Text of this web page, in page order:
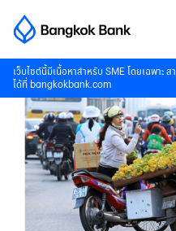
เว็บไซต์นี้มีเนื้อหาสำหรับ SME โดยเฉพาะ
ได้ที่ bangkokbank.com